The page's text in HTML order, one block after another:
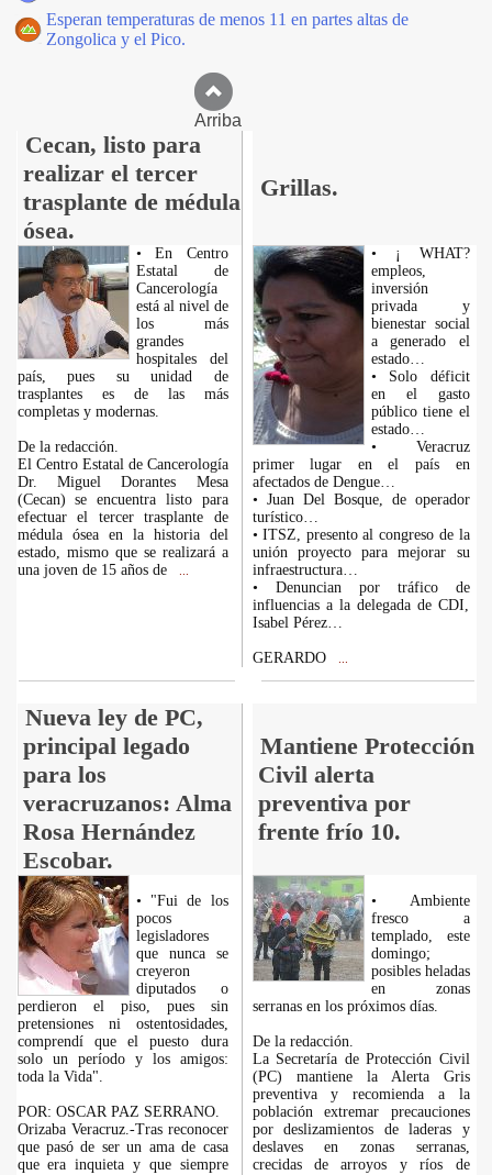
Esperan temperaturas de menos 11 en partes altas de
Zongolica y el Pico.
Arriba
Cecan, listo para
realizar el tercer
trasplante de médula
ósea.
Grillas.
• En Centro
Estatal de
Cancerología
está al nivel de
los más
grandes
hospitales del
país, pues su unidad de
trasplantes es de las más
completas y modernas.
De la redacción.
El Centro Estatal de Cancerología
Dr. Miguel Dorantes Mesa
(Cecan) se encuentra listo para
efectuar el tercer trasplante de
médula ósea en la historia del
estado, mismo que se realizará a
una joven de 15 años de
• ¡ WHAT?
empleos,
inversión
privada y
bienestar social
a generado el
estado…
• Solo déficit
en el gasto
público tiene el
estado…
• Veracruz
primer lugar en el país en
afectados de Dengue…
• Juan Del Bosque, de operador
turístico…
• ITSZ, presento al congreso de la
unión proyecto para mejorar su
infraestructura…
• Denuncian por tráfico de
influencias a la delegada de CDI,
Isabel Pérez…
GERARDO
Nueva ley de PC,
principal legado
para los
veracruzanos: Alma
Rosa Hernández
Escobar.
Mantiene Protección
Civil alerta
preventiva por
frente frío 10.
• "Fui de los
pocos
legisladores
que nunca se
creyeron
diputados o
perdieron el piso, pues sin
pretensiones ni ostentosidades,
comprendí que el puesto dura
solo un período y los amigos:
toda la Vida".
POR: OSCAR PAZ SERRANO.
Orizaba Veracruz.-Tras reconocer
que pasó de ser un ama de casa
que era inquieta y que siempre
• Ambiente
fresco a
templado, este
domingo;
posibles heladas
en zonas
serranas en los próximos días.
De la redacción.
La Secretaría de Protección Civil
(PC) mantiene la Alerta Gris
preventiva y recomienda a la
población extremar precauciones
por deslizamientos de laderas y
deslaves en zonas serranas,
crecidas de arroyos y ríos de